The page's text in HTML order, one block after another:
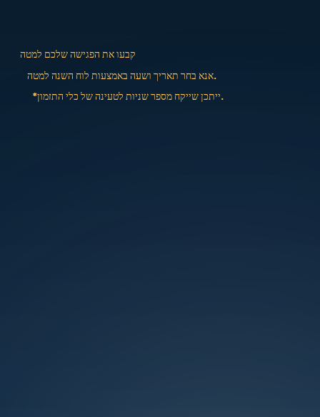
קבעו את הפגישה שלכם למטה
אנא בחר תאריך ושעה באמצעות לוח השנה למטה.
*ייתכן שייקח מספר שניות לטעינה של כלי התזמון.